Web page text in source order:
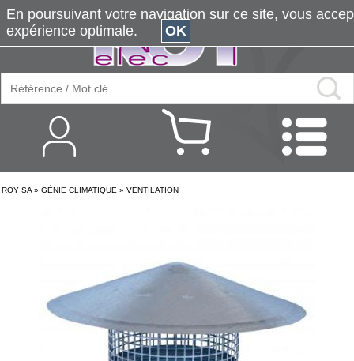
ROY SA » GÉNIE CLIMATIQUE » VENTILATION
En poursuivant votre navigation sur ce site, vous
expérience optimale.
OK